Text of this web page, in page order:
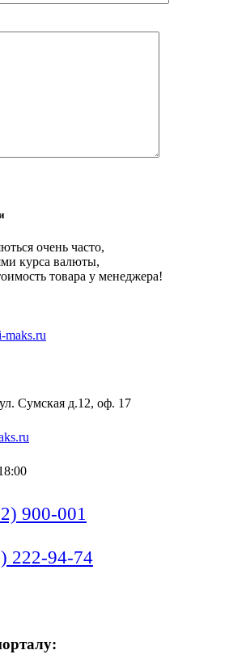
очень часто,
курса валюты,
товара у менеджера!
maks.ru
Сумская д.12, оф. 17
900-001
222-94-74